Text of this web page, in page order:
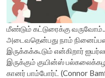
மீண்டும் கட்டுரைக்கு
அடைவதென்பது நாம்
இருக்கக்கூடும் என்கிறார்
இருக்கும் குயின்ஸ்
கானர் பாம்போர்ட் (Connor